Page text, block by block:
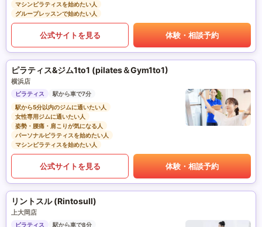
マシンピラティスを始めたい人
グループレッスンで始めたい人
公式サイトを見る 体験・相談予約
ピラティス&ジム1to1 (pilates＆Gym1to1)
横浜店
ピラティス
駅から車で7分
駅から5分以内のジムに通いたい人
女性専用ジムに通いたい人
姿勢・腰痛・肩こりが気になる人
パーソナルピラティスを始めたい人
マシンピラティスを始めたい人
公式サイトを見る 体験・相談予約
リントスル (Rintosull)
上大岡店
ピラティス
駅から車で8分